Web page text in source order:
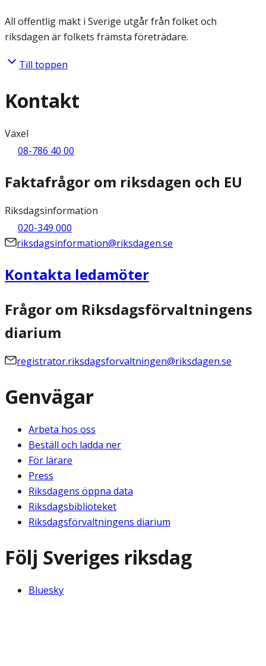
All offentlig makt i Sverige utgår från folket och
riksdagen är folkets främsta företrädare.
Till toppen
Kontakt
Växel
08-786 40 00
Faktafrågor om riksdagen och EU
Riksdagsinformation
020-349 000
riksdagsinformation@riksdagen.se
Kontakta ledamöter
Frågor om Riksdagsförvaltningens
diarium
registrator.riksdagsforvaltningen@riksdagen.se
Genvägar
Arbeta hos oss
Beställ och ladda ner
För lärare
Press
Riksdagens öppna data
Riksdagsbiblioteket
Riksdagsförvaltningens diarium
Följ Sveriges riksdag
Bluesky